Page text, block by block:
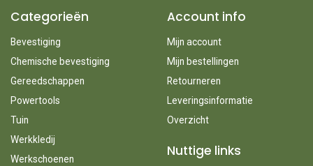
Categorieën
Bevestiging
Chemische bevestiging
Gereedschappen
Powertools
Tuin
Werkkledij
Werkschoenen
Account info
Mijn account
Mijn bestellingen
Retourneren
Leveringsinformatie
Overzicht
Nuttige links